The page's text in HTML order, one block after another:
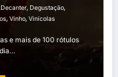
Decanter, Degustação,
, Vinho, Vinícolas
e mais de 100 rótulos